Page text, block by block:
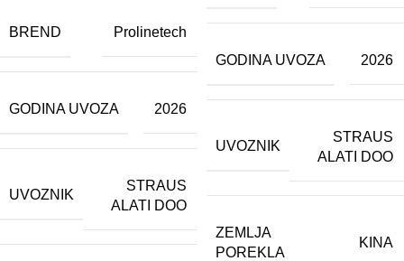
BREND Prolinetech
GODINA UVOZA 2026
UVOZNIK
STRAUS
ALATI DOO
GODINA UVOZA 2026
UVOZNIK
STRAUS
ALATI DOO
ZEMLJA
POREKLA
KINA